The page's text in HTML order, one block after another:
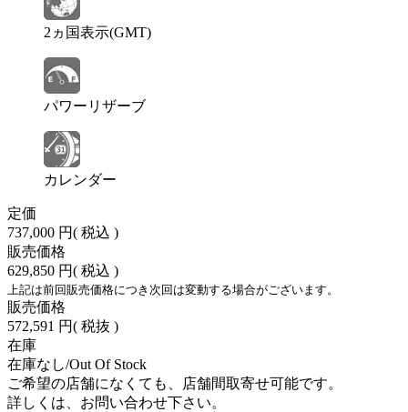
2ヵ国表示(GMT)
パワーリザーブ
カレンダー
定価
737,000 円( 税込 )
販売価格
629,850 円( 税込 )
上記は前回販売価格につき次回は変動する場合がございます。
販売価格
572,591 円( 税抜 )
在庫
在庫なし/Out Of Stock
ご希望の店舗になくても、店舗間取寄せ可能です。
詳しくは、お問い合わせ下さい。